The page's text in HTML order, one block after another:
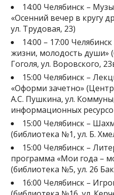
14:00 Челябинск –
«Осенний вечер в кругу
ул. Трудовая, 23)
14:00 – 17:00
жизни, молодость души»
Гоголя, ул. Воровского,
15:00 Челябинск –
«Оформи зачетно»
А.С. Пушкина, ул.
информационных
15:00 Челябинск –
(библиотека №1, ул. Б.
15:00 Челябинск –
программа «Мои года –
(библиотека №5, ул. 26
16:00 Челябинск –